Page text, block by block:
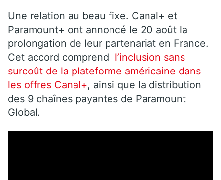
Une relation au beau fixe. Canal+ et
Paramount+ ont annoncé le 20 août la
prolongation de leur partenariat en France.
Cet accord comprend l’inclusion sans
surcoût de la plateforme américaine dans
les offres Canal+, ainsi que la distribution
des 9 chaînes payantes de Paramount
Global.